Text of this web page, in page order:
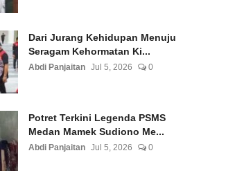
Dari Jurang Kehidupan Menuju
Seragam Kehormatan Ki...
Abdi Panjaitan Jul 5, 2026 0
Potret Terkini Legenda PSMS
Medan Mamek Sudiono Me...
Abdi Panjaitan Jul 5, 2026 0